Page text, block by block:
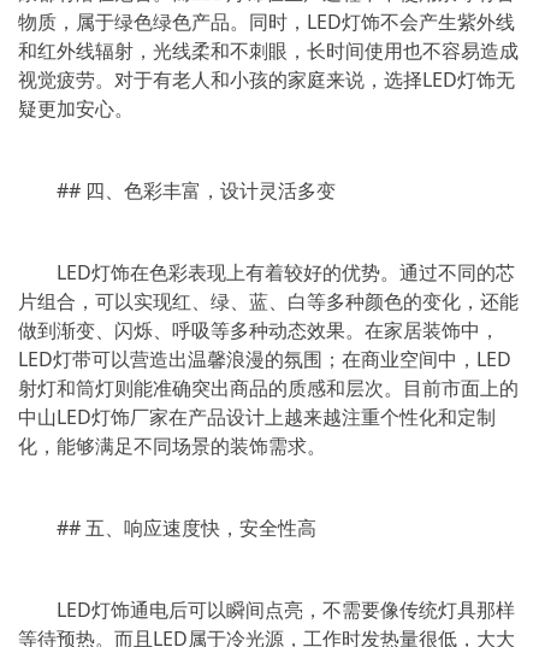
物质，属于绿色绿色产品。同时，LED灯饰不会产生紫外线
和红外线辐射，光线柔和不刺眼，长时间使用也不容易造成
视觉疲劳。对于有老人和小孩的家庭来说，选择LED灯饰无
疑更加安心。
## 四、色彩丰富，设计灵活多变
LED灯饰在色彩表现上有着较好的优势。通过不同的芯
片组合，可以实现红、绿、蓝、白等多种颜色的变化，还能
做到渐变、闪烁、呼吸等多种动态效果。在家居装饰中，
LED灯带可以营造出温馨浪漫的氛围；在商业空间中，LED
射灯和筒灯则能准确突出商品的质感和层次。目前市面上的
中山LED灯饰厂家在产品设计上越来越注重个性化和定制
化，能够满足不同场景的装饰需求。
## 五、响应速度快，安全性高
LED灯饰通电后可以瞬间点亮，不需要像传统灯具那样
等待预热。而且LED属于冷光源，工作时发热量很低，大大